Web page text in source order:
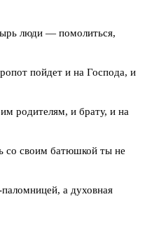
люди — помолиться,
пойдет и на Господа, и
родителям, и брату, и на
со своим батюшкой ты не
а духовная